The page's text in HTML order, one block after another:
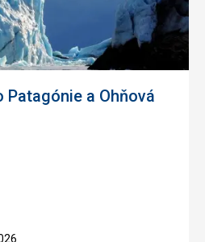
a Ohňová